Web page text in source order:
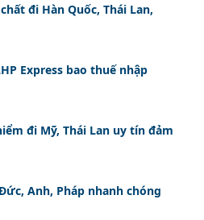
đi Hàn Quốc, Thái Lan,
Express bao thuế nhập
đi Mỹ, Thái Lan uy tín đảm
Anh, Pháp nhanh chóng